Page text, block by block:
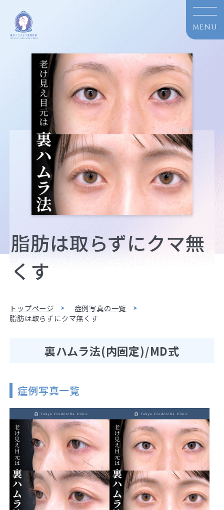
脂肪は取らずにクマ無
くす
トップページ
症例写真の一覧
脂肪は取らずにクマ無くす
裏ハムラ法(内固定)/MD式
症例写真一覧